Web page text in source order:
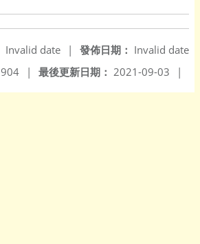
發佈日期： Invalid date
Invalid date
|
最後更新日期： 2021-09-03 |
904 |